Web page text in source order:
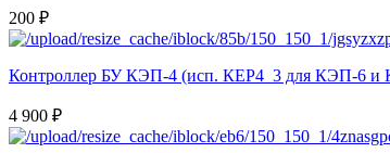
200 ₽
Контроллер БУ КЭП-4 (исп. КЕР4_3 для КЭП-6 и
4 900 ₽